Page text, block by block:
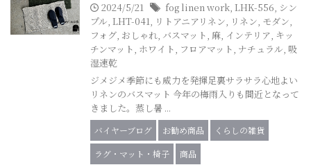
2024/5/21 fog linen work, LHK-556, シン
プル, LHT-041, リトアニアリネン, リネン, モダン,
フォグ, おしゃれ, バスマット, 麻, インテリア, キッ
チンマット, ホワイト, フロアマット, ナチュラル, 吸
湿速乾
ジメジメ季節にも威力を発揮足裏サラサラ心地よい
リネンのバスマット 今年の梅雨入りも間近となって
きました。蒸し暑 ...
バイヤーブログ お勧め商品
くらしの雑貨
ラグ・マット・椅子
商品